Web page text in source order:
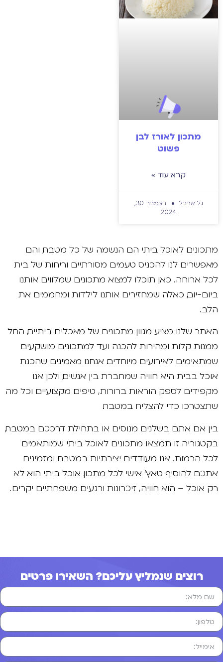
מתכון לאורז לבן
פשוט
קרא עוד »
גל ארבל
דצמבר 30,
2024
מתכונים לאוכל ביתי הם הנשמה של כל מטבח, והם
מאפשרים לנו להכניס טעמים מסורתיים וריחות של בית
לכל ארוחה. כאן תוכלו למצוא מתכונים שמלווים אותנו
ביום-יום, כאלה שמחזירים אותנו לילדות ומחממים את
הלב.
האתר שלנו מציע מגוון מתכונים של מאכלים ביתיים, החל
ממנות קלות ומהירות להכנה ועד למתכונים מושקעים
שמתאימים לאירועים מיוחדים. אנחנו מאמינים שהכנת
אוכל בבית היא חוויה שמחברת בין אנשים, ולכן אנו
מקפידים לספק הוראות ברורות, טיפים מקצועיים וכל מה
שתצטרכו כדי להצליח במטבח.
בין אם אתם בשלנים מנוסים או בתחילת דרככם במטבח,
בקטגוריה זו תמצאו מתכונים לאוכל ביתי שמותאמים
לכל הרמות. אנו מעודדים יצירתיות במטבח ומזמינים
אתכם להוסיף טאץ' אישי לכל מתכון. אוכל ביתי הוא לא
רק אוכל – הוא חוויה, זיכרונות ורגעים משפחתיים יקרים .
רוצים שנמליץ עליכם? השאירו פרטים